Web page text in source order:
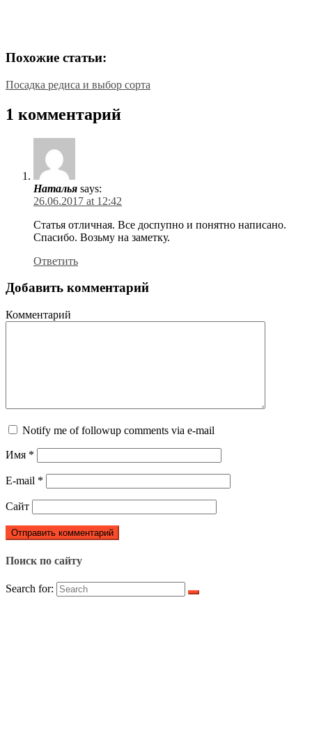
Похожие статьи:
Посадка редиса и выбор сорта
1 комментарий
Наталья says:
26.06.2017 at 12:42
Статья отличная. Все доспупно и понятно написано.
Спасибо. Возьму на заметку.
Ответить
Добавить комментарий
Комментарий
Notify me of followup comments via e-mail
Имя *
E-mail *
Сайт
Поиск по сайту
Search for: